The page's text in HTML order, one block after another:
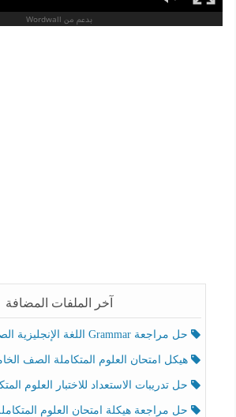
آخر الملفات المضافة
حل مراجعة Grammar اللغة الإنجليزية الصف الخامس الفصل الثالث
هيكل امتحان العلوم المتكاملة الصف الخامس عام الفصل
حل تدريبات الاستعداد للاختبار العلوم المتكاملة الصف
حل مراجعة هيكلة امتحان العلوم المتكاملة الصف الخامس